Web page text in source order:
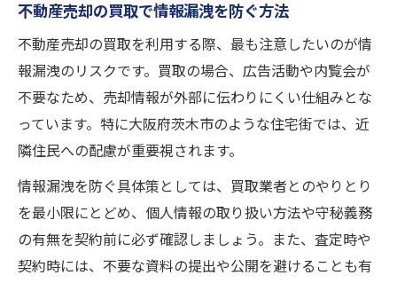
不動産売却の買取で情報漏洩を防ぐ方法
不動産売却の買取を利用する際、最も注意したいのが情
報漏洩のリスクです。買取の場合、広告活動や内覧会が
不要なため、売却情報が外部に伝わりにくい仕組みとな
っています。特に大阪府茨木市のような住宅街では、近
隣住民への配慮が重要視されます。
情報漏洩を防ぐ具体策としては、買取業者とのやりとり
を最小限にとどめ、個人情報の取り扱い方法や守秘義務
の有無を契約前に必ず確認しましょう。また、査定時や
契約時には、不要な資料の提出や公開を避けることも有